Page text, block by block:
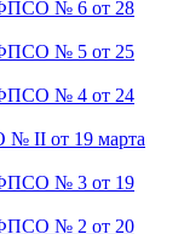
ФПСО № 6 от 28
ФПСО № 5 от 25
ФПСО № 4 от 24
№ II от 19 марта
ФПСО № 3 от 19
ФПСО № 2 от 20